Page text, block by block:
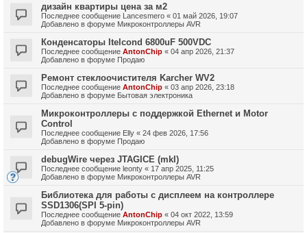
дизайн квартиры цена за м2
Последнее сообщение Lancesmero « 01 май 2026, 19:07
Добавлено в форуме Микроконтроллеры AVR
Конденсаторы Itelcond 6800uF 500VDC
Последнее сообщение AntonChip « 04 апр 2026, 21:37
Добавлено в форуме Продаю
Ремонт стеклоочистителя Karcher WV2
Последнее сообщение AntonChip « 03 апр 2026, 23:18
Добавлено в форуме Бытовая электроника
Микроконтроллеры с поддержкой Ethernet и Motor
Control
Последнее сообщение Elly « 24 фев 2026, 17:56
Добавлено в форуме Продаю
debugWire через JTAGICE (mkI)
Последнее сообщение leonty « 17 апр 2025, 11:25
Добавлено в форуме Микроконтроллеры AVR
Библиотека для работы с дисплеем на контроллере
SSD1306(SPI 5-pin)
Последнее сообщение AntonChip « 04 окт 2022, 13:59
Добавлено в форуме Микроконтроллеры AVR